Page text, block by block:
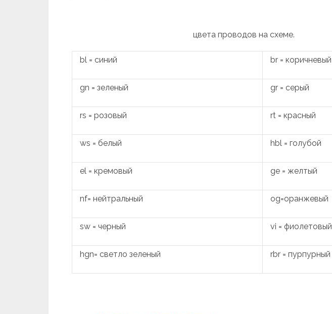
цвета проводов на схеме.
bl = синий br = коричневый
gn = зеленый gr = серый
rs = розовый rt = красный
ws = белый hbl = голубой
el = кремовый ge = желтый
nf= нейтральный og=оранжевый
sw = черный vi = фиолетовый
hgn= светло зеленый rbr = пурпурный